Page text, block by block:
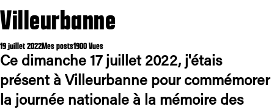
Villeurbanne
19 juillet 2022Mes posts1900 Vues
Ce dimanche 17 juillet 2022, j'étais
présent à Villeurbanne pour commémorer
la journée nationale à la mémoire des